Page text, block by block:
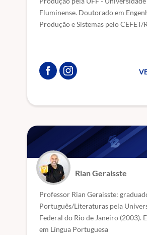
Fluminense. Doutorado em
Produção e Sistemas pelo CEFET/
Rian Geraisste
Professor Rian Geraisste:
Português/Literaturas pela
Federal do Rio de Janeiro (2003).
em Língua Portuguesa